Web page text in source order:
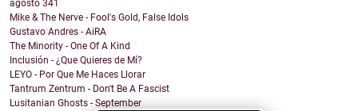
agosto 341
Mike & The Nerve - Fool's Gold, False Idols
Gustavo Andres - AiRA
The Minority - One Of A Kind
Inclusión - ¿Que Quieres de Mí?
LEYO - Por Que Me Haces Llorar
Tantrum Zentrum - Don't Be A Fascist
Lusitanian Ghosts - September